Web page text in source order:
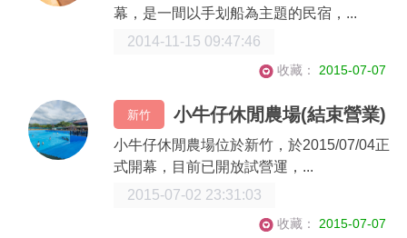
幕，是一間以手划船為主題的民宿，...
2014-11-15 09:47:46
收藏： 2015-07-07
新竹 小牛仔休閒農場(結束營業)
小牛仔休閒農場位於新竹，於2015/07/04正
式開幕，目前已開放試營運，...
2015-07-02 23:31:03
收藏： 2015-07-07